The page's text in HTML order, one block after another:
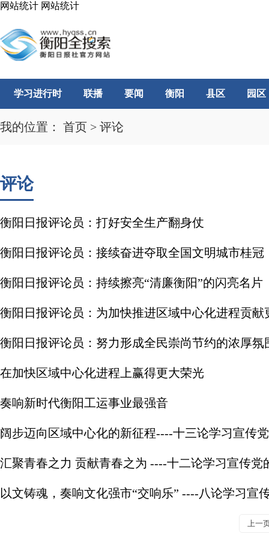
网站统计 网站统计
学习进行时 联播 要闻 衡阳 县区 园区
我的位置： 首页 > 评论
评论
衡阳日报评论员：打好安全生产翻身仗
衡阳日报评论员：接续奋进夺取全国文明城市桂冠
衡阳日报评论员：持续擦亮“清廉衡阳”的闪亮名片
衡阳日报评论员：为加快推进区域中心化进程贡献
衡阳日报评论员：努力形成全民崇尚节约的浓厚氛
在加快区域中心化进程上赢得更大荣光
奏响新时代衡阳工运事业最强音
阔步迈向区域中心化的新征程----十三论学习宣传
汇聚青春之力 贡献青春之为 ----十二论学习宣传党
以文铸魂，奏响文化强市“交响乐” ----八论学习宣
上一